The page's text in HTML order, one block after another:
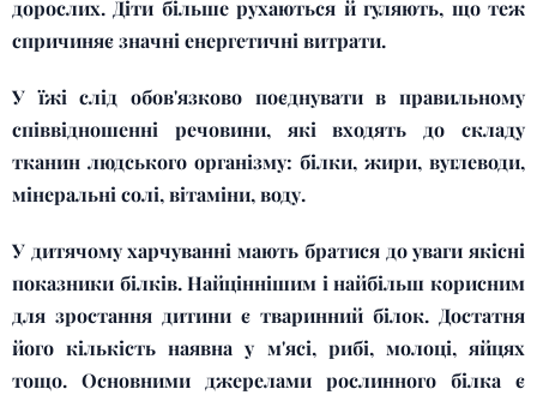
дорослих. Діти більше рухаються й гуляють, що теж
спричиняє значні енергетичні витрати.
У їжі слід обов'язково поєднувати в правильному
співвідношенні речовини, які входять до складу
тканин людського організму: білки, жири, вуглеводи,
мінеральні солі, вітаміни, воду.
У дитячому харчуванні мають братися до уваги якісні
показники білків. Найціннішим і найбільш корисним
для зростання дитини є тваринний білок. Достатня
його кількість наявна у м'ясі, рибі, молоці, яйцях
тощо. Основними джерелами рослинного білка є